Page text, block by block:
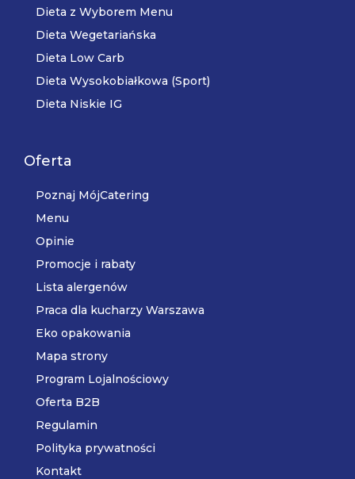
Dieta z Wyborem Menu
Dieta Wegetariańska
Dieta Low Carb
Dieta Wysokobiałkowa (Sport)
Dieta Niskie IG
Oferta
Poznaj MójCatering
Menu
Opinie
Promocje i rabaty
Lista alergenów
Praca dla kucharzy Warszawa
Eko opakowania
Mapa strony
Program Lojalnościowy
Oferta B2B
Regulamin
Polityka prywatności
Kontakt